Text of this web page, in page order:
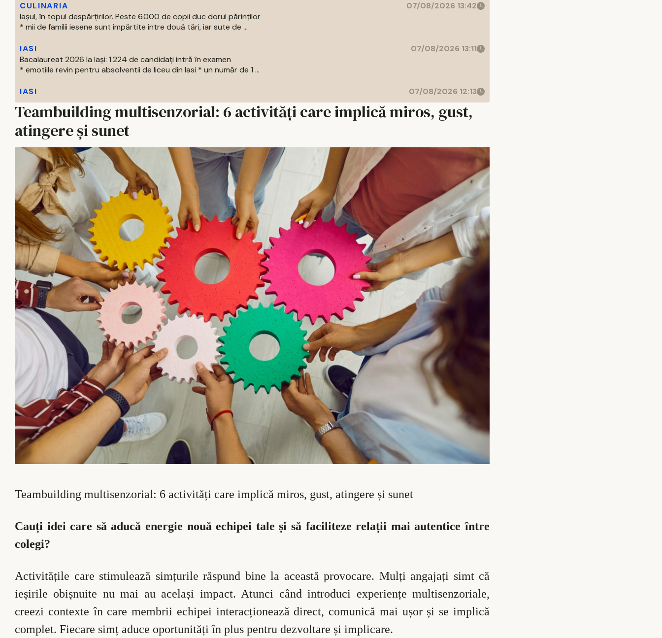
CULINARIA
07/08/2026 13:42
Iașul, în topul despărțirilor. Peste 6.000 de copii duc dorul părinților
* mii de familii iesene sunt impărtite intre două tări, iar sute de ...
IASI
07/08/2026 13:11
Bacalaureat 2026 la Iași: 1.224 de candidați intră în examen
* emotiile revin pentru absolventii de liceu din Iasi * un număr de 1 ...
IASI 07/08/2026 12:13
Teambuilding multisenzorial: 6 activități care implică miros, gust,
atingere și sunet
Teambuilding multisenzorial: 6 activități care implică miros, gust, atingere și sunet
Cauți idei care să aducă energie nouă echipei tale și să faciliteze relații mai autentice între
colegi?
Activitățile care stimulează simțurile răspund bine la această provocare. Mulți angajați simt că
ieșirile obișnuite nu mai au același impact. Atunci când introduci experiențe multisenzoriale,
creezi contexte în care membrii echipei interacționează direct, comunică mai ușor și se implică
complet. Fiecare simț aduce oportunități în plus pentru dezvoltare și implicare.